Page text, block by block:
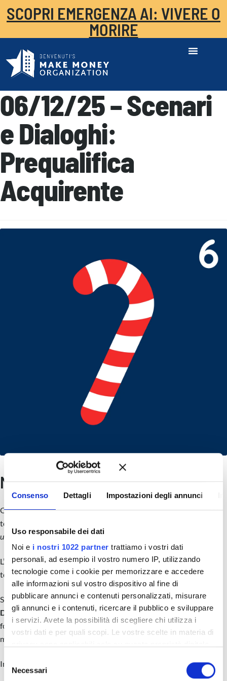
Consenso Dettagli Impostazioni degli annunci
Uso responsabile dei dati
Noi e i nostri 1022 partner trattiamo i vostri dati
personali, ad esempio il vostro numero IP, utilizzando
tecnologie come i cookie per memorizzare e accedere
alle informazioni sul vostro dispositivo al fine di
pubblicare annunci e contenuti personalizzati, misurare
gli annunci e i contenuti, ricercare il pubblico e sviluppare
i servizi. Avete la possibilità di scegliere chi utilizza i
vostri dati e per quali scopi. Le vostre scelte in materia di
modificare o revocare il proprio consenso in qualsiasi
Necessari
SCOPRI EMERGENZA AI: VIVERE O
MORIRE
06/12/25 – Scenari
e Dialoghi:
Prequalifica
Acquirente
Mai più “Turisti Immobiliari”
Oggi niente teoria, solo pratica. Il nemico numero uno del tuo
tempo sono le visite a vuoto con persone che
un’occhiata”o non hanno il budget.
L’unico modo per evitarlo è sapere esattamente cosa chiedere al
telefono.
Smetti di improvvisare: abbiamo preparato per te gliScenari e
Dialoghi per la Prequalifica dell’Acquirente, lo strumento
fondamentale per filtrare i clientiprimadi mettere in moto la
macchina.
Inserisci i tuoi dati per ricevere subito il PDF via email